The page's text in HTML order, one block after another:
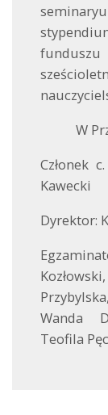
funduszu
W
Członek
Kawecki
Dyrektor:
Wanda
Teofila